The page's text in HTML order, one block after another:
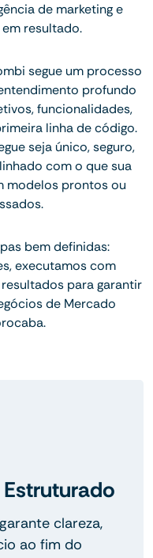
de marketing e
resultado.
segue um processo
profundo
funcionalidades,
linha de código.
seja único, seguro,
com o que sua
modelos prontos ou
bem definidas:
executamos com
para garantir
de Mercado
clareza,
ao fim do